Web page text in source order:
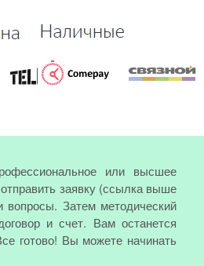
или высшее
заявку (ссылка выше
Затем методический
и счет. Вам останется
готово! Вы можете начинать